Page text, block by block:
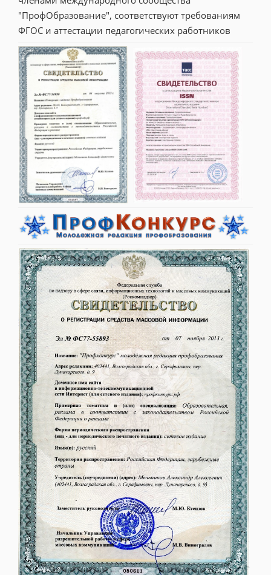
"ПрофОбразование", соответствуют требованиям
ФГОС и аттестации педагогических работников